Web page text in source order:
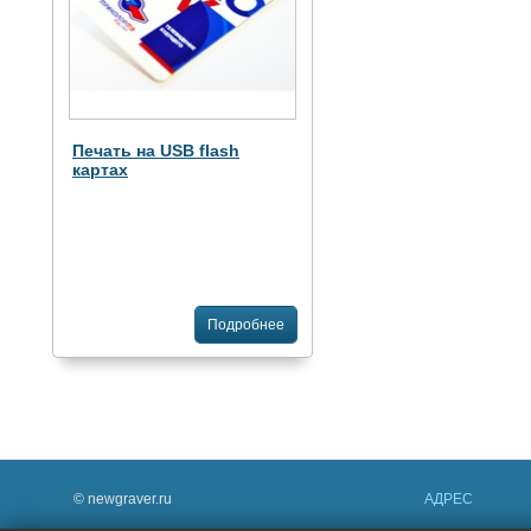
Печать на USB flash
картах
Подробнее
© newgraver.ru АДРЕС